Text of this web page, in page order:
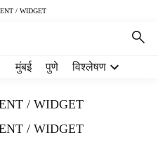
/ WIDGET
मुंबई पुणे विश्लेषण
/ WIDGET
/ WIDGET